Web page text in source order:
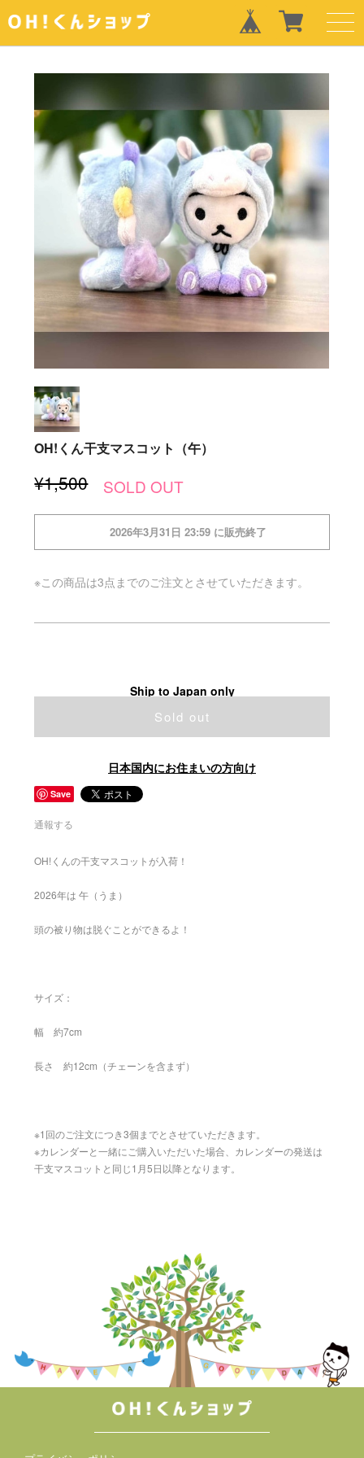
OH!くん干支マスコット（午）
¥1,500 SOLD OUT
2026年3月31日 23:59 に販売終了
※この商品は3点までのご注文とさせていただきます。
Ship to Japan only
Sold out
日本国内にお住まいの方向け
Save
通報する
OH!くんの干支マスコットが入荷！
2026年は 午（うま）
頭の被り物は脱ぐことができるよ！
サイズ：
幅 約7cm
長さ 約12cm（チェーンを含まず）
※1回のご注文につき3個までとさせていただきます。
※カレンダーと一緒にご購入いただいた場合、カレンダーの発送は
干支マスコットと同じ1月5日以降となります。